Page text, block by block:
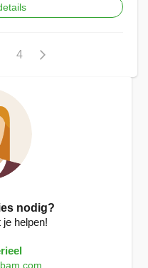
Pagina
4
nodig?
helpen!